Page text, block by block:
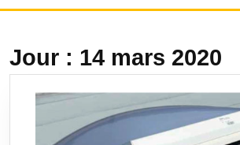
Jour : 14 mars 2020